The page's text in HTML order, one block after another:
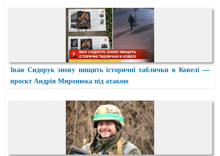
Іван Сидорук знову нищить історичні таблички в Ковелі —
проєкт Андрія Миронюка під атакою